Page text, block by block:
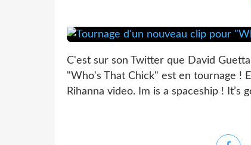
C'est sur son Twitter que David
"Who's That Chick" est en tournage !
Rihanna video. Im is a spaceship ! It’s